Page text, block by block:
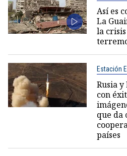
Así es
La
la
Estación
Rusia
con
que da
países